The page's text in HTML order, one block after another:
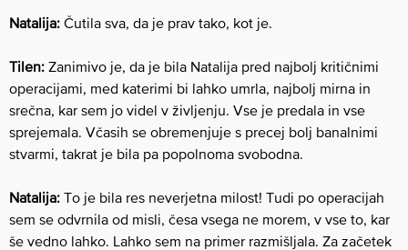
Natalija: Čutila sva, da je prav tako, kot je.
Tilen: Zanimivo je, da je bila Natalija pred najbolj kritičnimi
operacijami, med katerimi bi lahko umrla, najbolj mirna in
srečna, kar sem jo videl v življenju. Vse je predala in vse
sprejemala. Včasih se obremenjuje s precej bolj banalnimi
stvarmi, takrat je bila pa popolnoma svobodna.
Natalija: To je bila res neverjetna milost! Tudi po operacijah
sem se odvrnila od misli, česa vsega ne morem, v vse to, kar
še vedno lahko. Lahko sem na primer razmišljala. Za začetek